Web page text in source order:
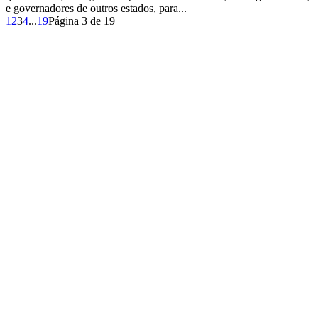
e governadores de outros estados, para...
1 234...19Página 3 de 19